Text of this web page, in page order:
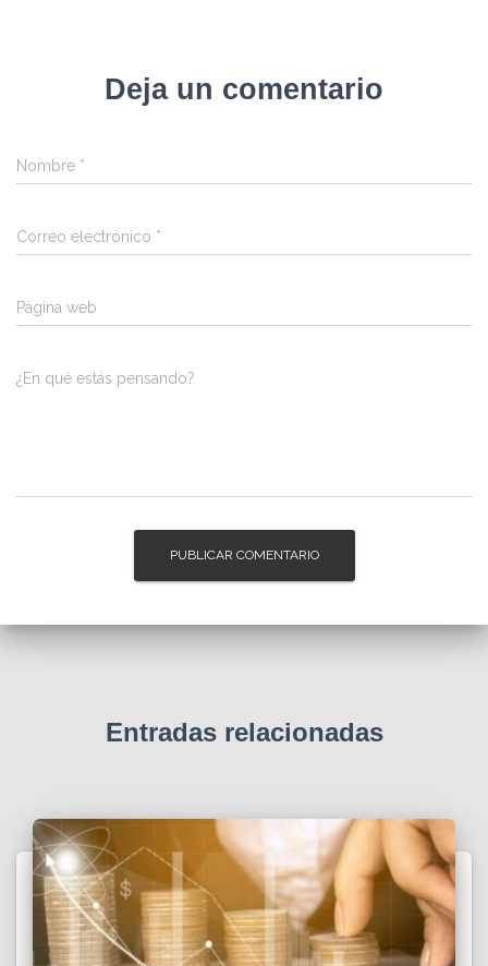
Deja un comentario
Nombre *
Correo electrónico *
Página web
¿En qué estás pensando?
Entradas relacionadas